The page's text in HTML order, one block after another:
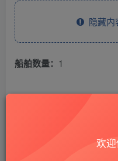
隐藏内
船舶数量： 1
欢